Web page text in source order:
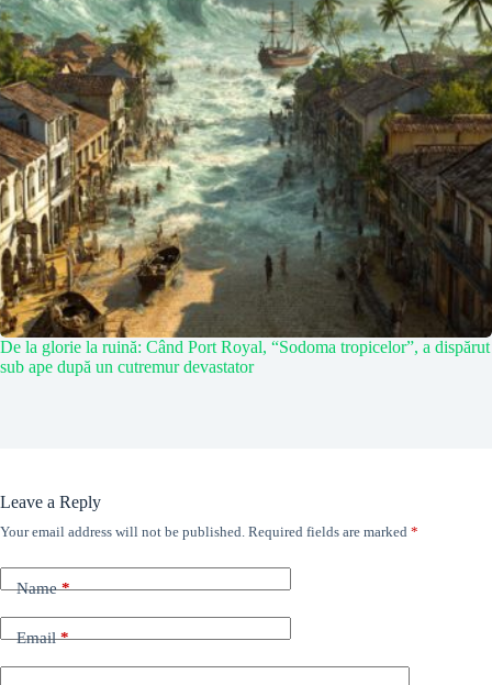
De la glorie la ruină: Când Port Royal, “Sodoma tropicelor”, a dispărut
sub ape după un cutremur devastator
Leave a Reply
Your email address will not be published. Required fields are marked *
Name*
Email*